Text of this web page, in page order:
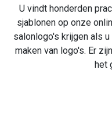
U vindt honderden
sjablonen op onze
salonlogo's krijgen als
maken van logo's. Er
het